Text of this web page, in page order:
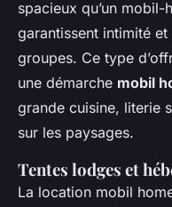
spacieux qu’un
garantissent intimité
groupes. Ce type
une démarche mobil
grande cuisine, literie
sur les paysages.
Tentes lodges et
La location mobil